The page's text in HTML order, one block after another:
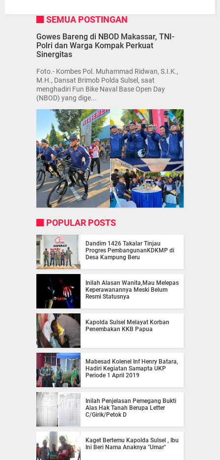
SEMUA POSTINGAN
Gowes Bareng di NBOD Makassar, TNI-
Polri dan Warga Kompak Perkuat
Sinergitas
Foto.- Kombes Pol. Muhammad Ridwan, S.I.K.,
M.H., Dansat Brimob Polda Sulsel, saat
menghadiri Fun Bike Naval Base Open Day
(NBOD) yang dige...
POPULAR POSTS
Dandim 1426 Takalar Tinjau
Progres PembangunanKDKMP di
Desa Kampung Beru
Inilah Alasan Wanita,Mau Melepas
Keperawanannya Meski Belum
Resmi Statusnya
Kapolda Sulsel Melayat Korban
Penembakan KKB Papua
Mabesad Kolenel Inf Henry Batara,
Hadiri Kegiatan Samapta UKP
Periode 1 April 2019
Inilah Penjelasan Pemegang Bukti
Alas Hak Tanah Berupa Letter
C/Girik/Petok D
Kaget Bertemu Kapolda Sulsel , Ibu
Ini Beri Nama Anaknya "Umar"